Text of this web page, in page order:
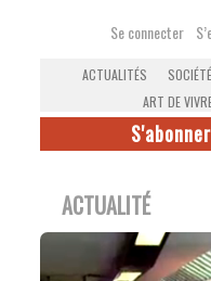
Se connecter
ACTUALITÉS SOCIÉTÉ
ART DE
ACTUALITÉ